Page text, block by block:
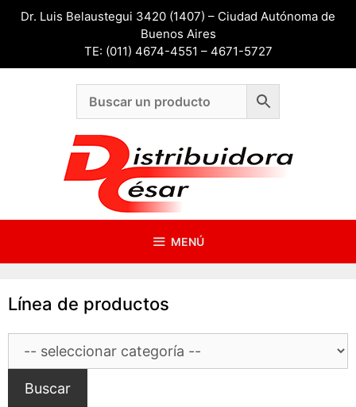
SaltarDr. Luis Belaustegui 3420 (1407) – Ciudad Autónoma de
Buenos Aires
TE: (011) 4674-4551 – 4671-5727
MENÚ
Línea de productos
Buscar